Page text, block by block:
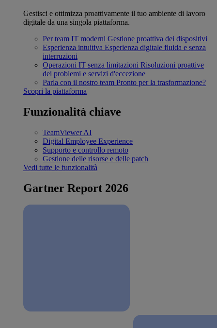
Gestisci e ottimizza proattivamente il tuo ambiente di lavoro
digitale da una singola piattaforma.
Per team IT moderni Gestione proattiva dei dispositivi
Esperienza intuitiva Esperienza digitale fluida e senza
interruzioni
Operazioni IT senza limitazioni Risoluzioni proattive
dei problemi e servizi d'eccezione
Parla con il nostro team Pronto per la trasformazione?
Scopri la piattaforma
Funzionalità chiave
TeamViewer AI
Digital Employee Experience
Supporto e controllo remoto
Gestione delle risorse e delle patch
Vedi tutte le funzionalità
Gartner Report 2026